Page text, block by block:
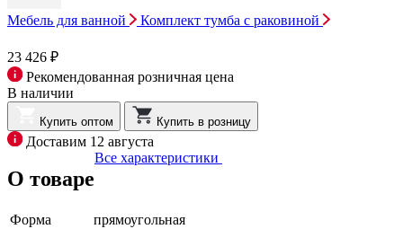
Мебель для ванной Комплект тумба с раковиной
23 426 ₽
Рекомендованная розничная цена
В наличии
Купить оптом Купить в розницу
Доставим 12 августа
О товаре
Все характеристики
Форма
прямоугольная